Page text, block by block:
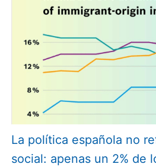
La política española no
social: apenas un 2% de